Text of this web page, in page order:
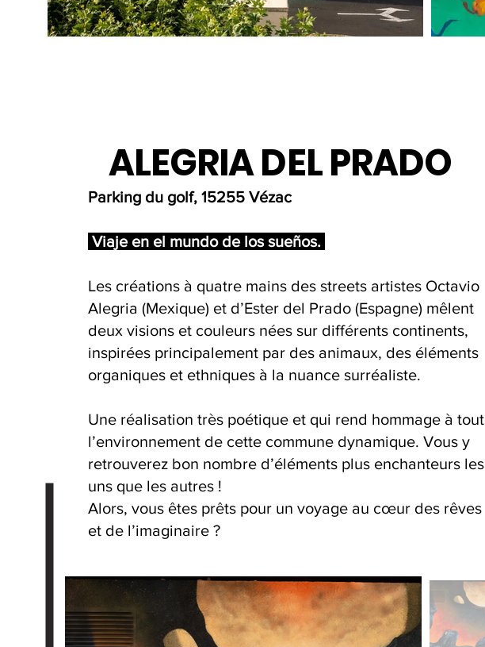
ALEGRIA DEL PRADO
Parking du golf, 15255 Vézac
Viaje en el mundo de los sueños.
Les créations à quatre mains des streets artistes Octavio
Alegria (Mexique) et d’Ester del Prado (Espagne) mêlent
deux visions et couleurs nées sur différents continents,
inspirées principalement par des animaux, des éléments
organiques et ethniques à la nuance surréaliste.
Une réalisation très poétique et qui rend hommage à tout
l’environnement de cette commune dynamique. Vous y
retrouverez bon nombre d’éléments plus enchanteurs les
uns que les autres !
Alors, vous êtes prêts pour un voyage au cœur des rêves
et de l’imaginaire ?